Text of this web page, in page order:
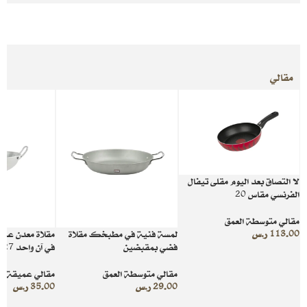
مقالي
لا التصاق بعد اليوم مقلى تيفال
الفرنسي مقاس 20
مقالي متوسطة العمق
113.00 ر.س
لمسة فنية في مطبخك مقلاة
فضي بمقبضين
مقالي متوسطة العمق
29.00ر.س
مقلاة معدن
في آن واحد 27 سم
مقالي عميقة
35.00ر.س